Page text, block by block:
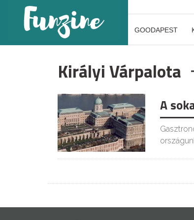
GOODAPEST
Királyi Várpalota
A